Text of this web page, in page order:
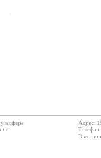
в сфере
по
Адрес: